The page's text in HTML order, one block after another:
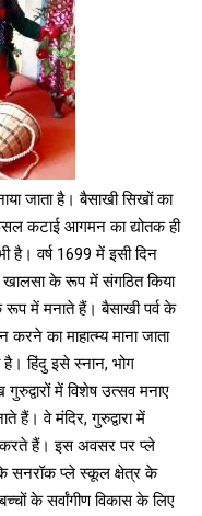
जाता है। बैसाखी सिखों का
फसल कटाई आगमन का द्योतक ही
है। वर्ष 1699 में इसी दिन
खालसा के रूप में संगठित किया
रूप में मनाते हैं। बैसाखी पर्व के
का माहात्म्य माना जाता
हिंदु इसे स्नान, भोग
में विशेष उत्सव मनाए
हैं। वे मंदिर, गुरुद्वारा में
करते हैं। इस अवसर पर प्ले
सनरॉक प्ले स्कूल क्षेत्र के
के सर्वांगीण विकास के लिए